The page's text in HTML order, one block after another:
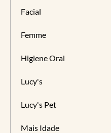
Facial
Femme
Higiene Oral
Lucy's
Lucy's Pet
Mais Idade